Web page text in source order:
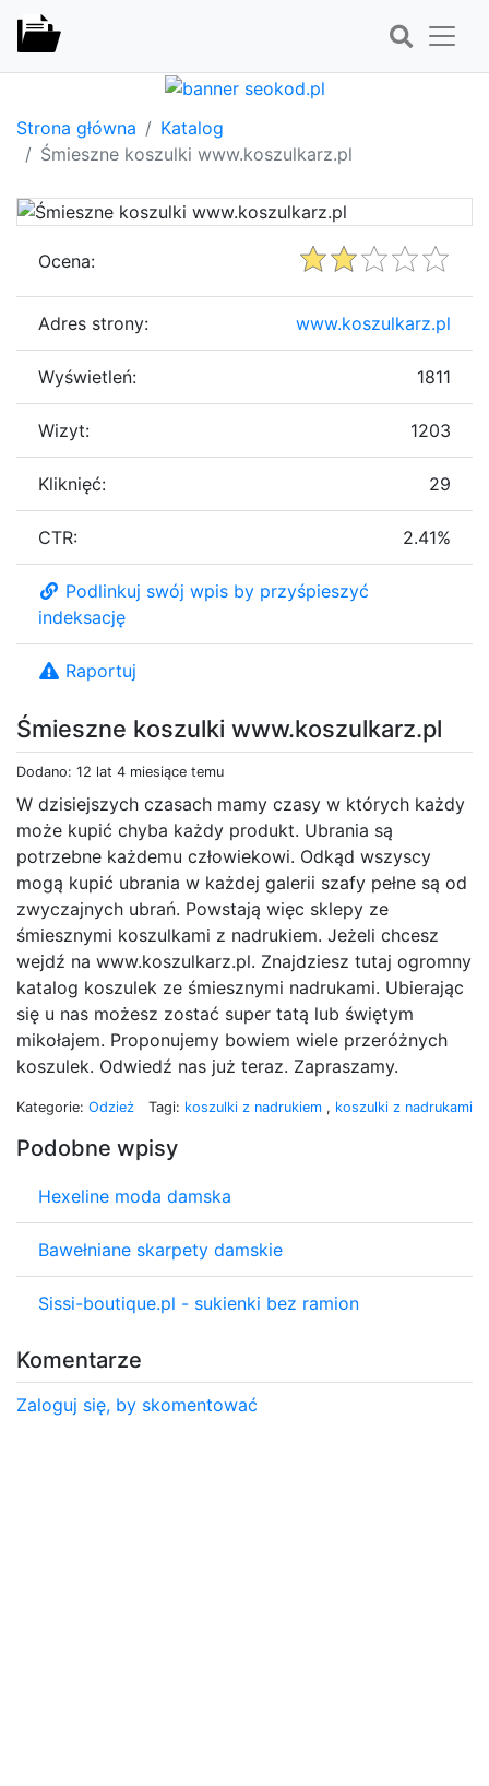
Strona główna
Katalog
Śmieszne koszulki www.koszulkarz.pl
Śmieszne koszulki www.koszulkarz.pl
Dodano: 12 lat 4 miesiące temu
W dzisiejszych czasach mamy czasy w których każdy
może kupić chyba każdy produkt. Ubrania są
potrzebne każdemu człowiekowi. Odkąd wszyscy
mogą kupić ubrania w każdej galerii szafy pełne są od
zwyczajnych ubrań. Powstają więc sklepy ze
śmiesznymi koszulkami z nadrukiem. Jeżeli chcesz
wejdź na www.koszulkarz.pl. Znajdziesz tutaj ogromny
katalog koszulek ze śmiesznymi nadrukami. Ubierając
się u nas możesz zostać super tatą lub świętym
mikołajem. Proponujemy bowiem wiele przeróżnych
koszulek. Odwiedź nas już teraz. Zapraszamy.
Kategorie: Odzież Tagi: koszulki z nadrukiem , koszulki z nadrukami
Podobne wpisy
Hexeline moda damska
Bawełniane skarpety damskie
Sissi-boutique.pl - sukienki bez ramion
Komentarze
Zaloguj się, by skomentować
Ocena:
Adres strony: www.koszulkarz.pl
Wyświetleń: 1811
Wizyt: 1203
Kliknięć: 29
CTR: 2.41%
Podlinkuj swój wpis by przyśpieszyć
indeksację
Raportuj